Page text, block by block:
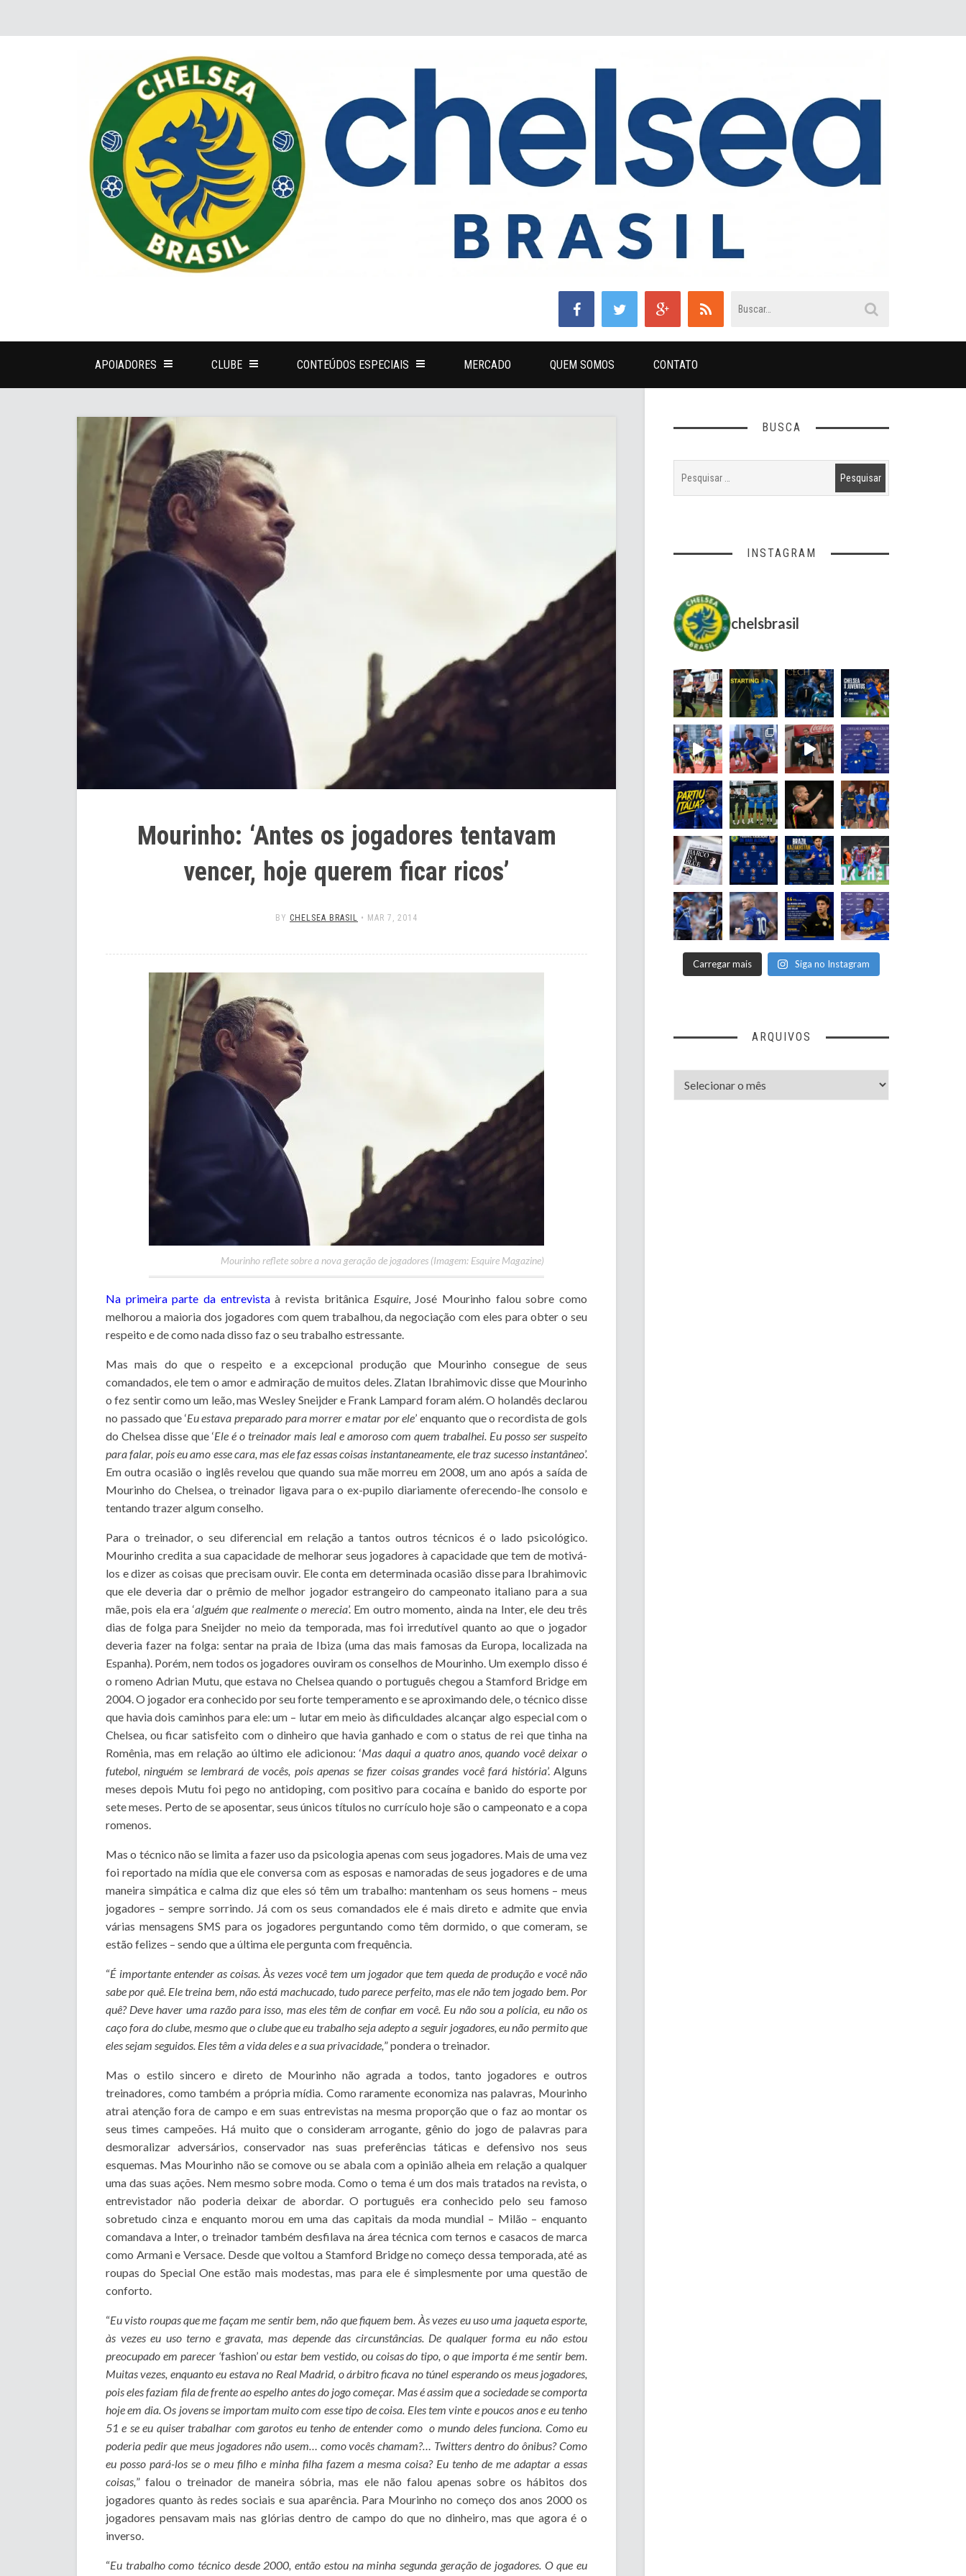
APOIADORES CLUBE CONTEÚDOS ESPECIAIS MERCADO QUEM SOMOS CONTATO
Mourinho: ‘Antes os jogadores tentavam
vencer, hoje querem ficar ricos’
BY CHELSEA BRASIL • MAR 7, 2014
Mourinho reflete sobre a nova geração de jogadores (Imagem: Esquire Magazine)
Na primeira parte da entrevistaà revista britânica Esquire, José Mourinho falou sobre como
melhorou a maioria dos jogadores com quem trabalhou, da negociação com eles para obter o seu
respeito e de como nada disso faz o seu trabalho estressante.
Mas mais do que o respeito e a excepcional produção que Mourinho consegue de seus
comandados, ele tem o amor e admiração de muitos deles. Zlatan Ibrahimovic disse que Mourinho
o fez sentir como um leão, mas Wesley Sneijder e Frank Lampard foram além. O holandês declarou
no passado que ‘Eu estava preparado para morrer e matar por ele’ enquanto que o recordista de gols
do Chelsea disse que ‘Ele é o treinador mais leal e amoroso com quem trabalhei. Eu posso ser suspeito
para falar, pois eu amo esse cara, mas ele faz essas coisas instantaneamente, ele traz sucesso instantâneo’.
Em outra ocasião o inglês revelou que quando sua mãe morreu em 2008, um ano após a saída de
Mourinho do Chelsea, o treinador ligava para o ex-pupilo diariamente oferecendo-lhe consolo e
tentando trazer algum conselho.
Para o treinador, o seu diferencial em relação a tantos outros técnicos é o lado psicológico.
Mourinho credita a sua capacidade de melhorar seus jogadores à capacidade que tem de motivá-
los e dizer as coisas que precisam ouvir. Ele conta em determinada ocasião disse para Ibrahimovic
que ele deveria dar o prêmio de melhor jogador estrangeiro do campeonato italiano para a sua
mãe, pois ela era ‘alguém que realmente o merecia’. Em outro momento, ainda na Inter, ele deu três
dias de folga para Sneijder no meio da temporada, mas foi irredutível quanto ao que o jogador
deveria fazer na folga: sentar na praia de Ibiza (uma das mais famosas da Europa, localizada na
Espanha). Porém, nem todos os jogadores ouviram os conselhos de Mourinho. Um exemplo disso é
o romeno Adrian Mutu, que estava no Chelsea quando o português chegou a Stamford Bridge em
2004. O jogador era conhecido por seu forte temperamento e se aproximando dele, o técnico disse
que havia dois caminhos para ele: um – lutar em meio às dificuldades alcançar algo especial com o
Chelsea, ou ficar satisfeito com o dinheiro que havia ganhado e com o status de rei que tinha na
Romênia, mas em relação ao último ele adicionou: ‘Mas daqui a quatro anos, quando você deixar o
futebol, ninguém se lembrará de vocês, pois apenas se fizer coisas grandes você fará história’. Alguns
meses depois Mutu foi pego no antidoping, com positivo para cocaína e banido do esporte por
sete meses. Perto de se aposentar, seus únicos títulos no currículo hoje são o campeonato e a copa
romenos.
Mas o técnico não se limita a fazer uso da psicologia apenas com seus jogadores. Mais de uma vez
foi reportado na mídia que ele conversa com as esposas e namoradas de seus jogadores e de uma
maneira simpática e calma diz que eles só têm um trabalho: mantenham os seus homens – meus
jogadores – sempre sorrindo. Já com os seus comandados ele é mais direto e admite que envia
várias mensagens SMS para os jogadores perguntando como têm dormido, o que comeram, se
estão felizes – sendo que a última ele pergunta com frequência.
“É importante entender as coisas. Às vezes você tem um jogador que tem queda de produção e você não
sabe por quê. Ele treina bem, não está machucado, tudo parece perfeito, mas ele não tem jogado bem. Por
quê? Deve haver uma razão para isso, mas eles têm de confiar em você. Eu não sou a polícia, eu não os
caço fora do clube, mesmo que o clube que eu trabalho seja adepto a seguir jogadores, eu não permito que
eles sejam seguidos. Eles têm a vida deles e a sua privacidade,” pondera o treinador.
Mas o estilo sincero e direto de Mourinho não agrada a todos, tanto jogadores e outros
treinadores, como também a própria mídia. Como raramente economiza nas palavras, Mourinho
atrai atenção fora de campo e em suas entrevistas na mesma proporção que o faz ao montar os
seus times campeões. Há muito que o consideram arrogante, gênio do jogo de palavras para
desmoralizar adversários, conservador nas suas preferências táticas e defensivo nos seus
esquemas. Mas Mourinho não se comove ou se abala com a opinião alheia em relação a qualquer
uma das suas ações. Nem mesmo sobre moda. Como o tema é um dos mais tratados na revista, o
entrevistador não poderia deixar de abordar. O português era conhecido pelo seu famoso
sobretudo cinza e enquanto morou em uma das capitais da moda mundial – Milão – enquanto
comandava a Inter, o treinador também desfilava na área técnica com ternos e casacos de marca
como Armani e Versace. Desde que voltou a Stamford Bridge no começo dessa temporada, até as
roupas do Special One estão mais modestas, mas para ele é simplesmente por uma questão de
conforto.
“Eu visto roupas que me façam me sentir bem, não que fiquem bem. Às vezes eu uso uma jaqueta esporte,
às vezes eu uso terno e gravata, mas depende das circunstâncias. De qualquer forma eu não estou
preocupado em parecer ‘fashion’ou estar bem vestido, ou coisas do tipo, o que importa é me sentir bem.
Muitas vezes, enquanto eu estava no Real Madrid, o árbitro ficava no túnel esperando os meus jogadores,
pois eles faziam fila de frente ao espelho antes do jogo começar. Mas é assim que a sociedade se comporta
hoje em dia. Os jovens se importam muito com esse tipo de coisa. Eles tem vinte e poucos anos e eu tenho
51 e se eu quiser trabalhar com garotos eu tenho de entender como o mundo deles funciona. Como eu
poderia pedir que meus jogadores não usem… como vocês chamam?… Twitters dentro do ônibus? Como
eu posso pará-los se o meu filho e minha filha fazem a mesma coisa? Eu tenho de me adaptar a essas
coisas,” falou o treinador de maneira sóbria, mas ele não falou apenas sobre os hábitos dos
jogadores quanto às redes sociais e sua aparência. Para Mourinho no começo dos anos 2000 os
jogadores pensavam mais nas glórias dentro de campo do que no dinheiro, mas que agora é o
inverso.
“Eu trabalho como técnico desde 2000, então estou na minha segunda geração de jogadores. O que eu
BUSCA
INSTAGRAM
chelsbrasil
Carregar mais Siga no Instagram
ARQUIVOS